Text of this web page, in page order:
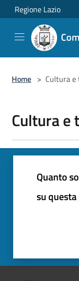
Salta al contenuto
Regione Lazio
Home > Cultura e
Cultura e
Quanto
su